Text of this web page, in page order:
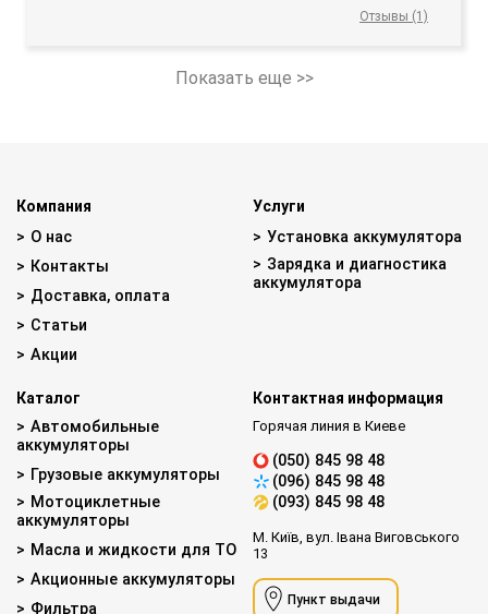
Отзывы (1)
Показать еще >>
Компания
О нас
Контакты
Доставка, оплата
Статьи
Акции
Услуги
Установка аккумулятора
Зарядка и диагностика
аккумулятора
Каталог
Автомобильные
аккумуляторы
Грузовые аккумуляторы
Мотоциклетные
аккумуляторы
Масла и жидкости для ТО
Акционные аккумуляторы
Фильтра
Контактная информация
Горячая линия в Киеве
(050) 845 98 48
(096) 845 98 48
(093) 845 98 48
М. Київ, вул. Івана Виговського
13
Пункт выдачи